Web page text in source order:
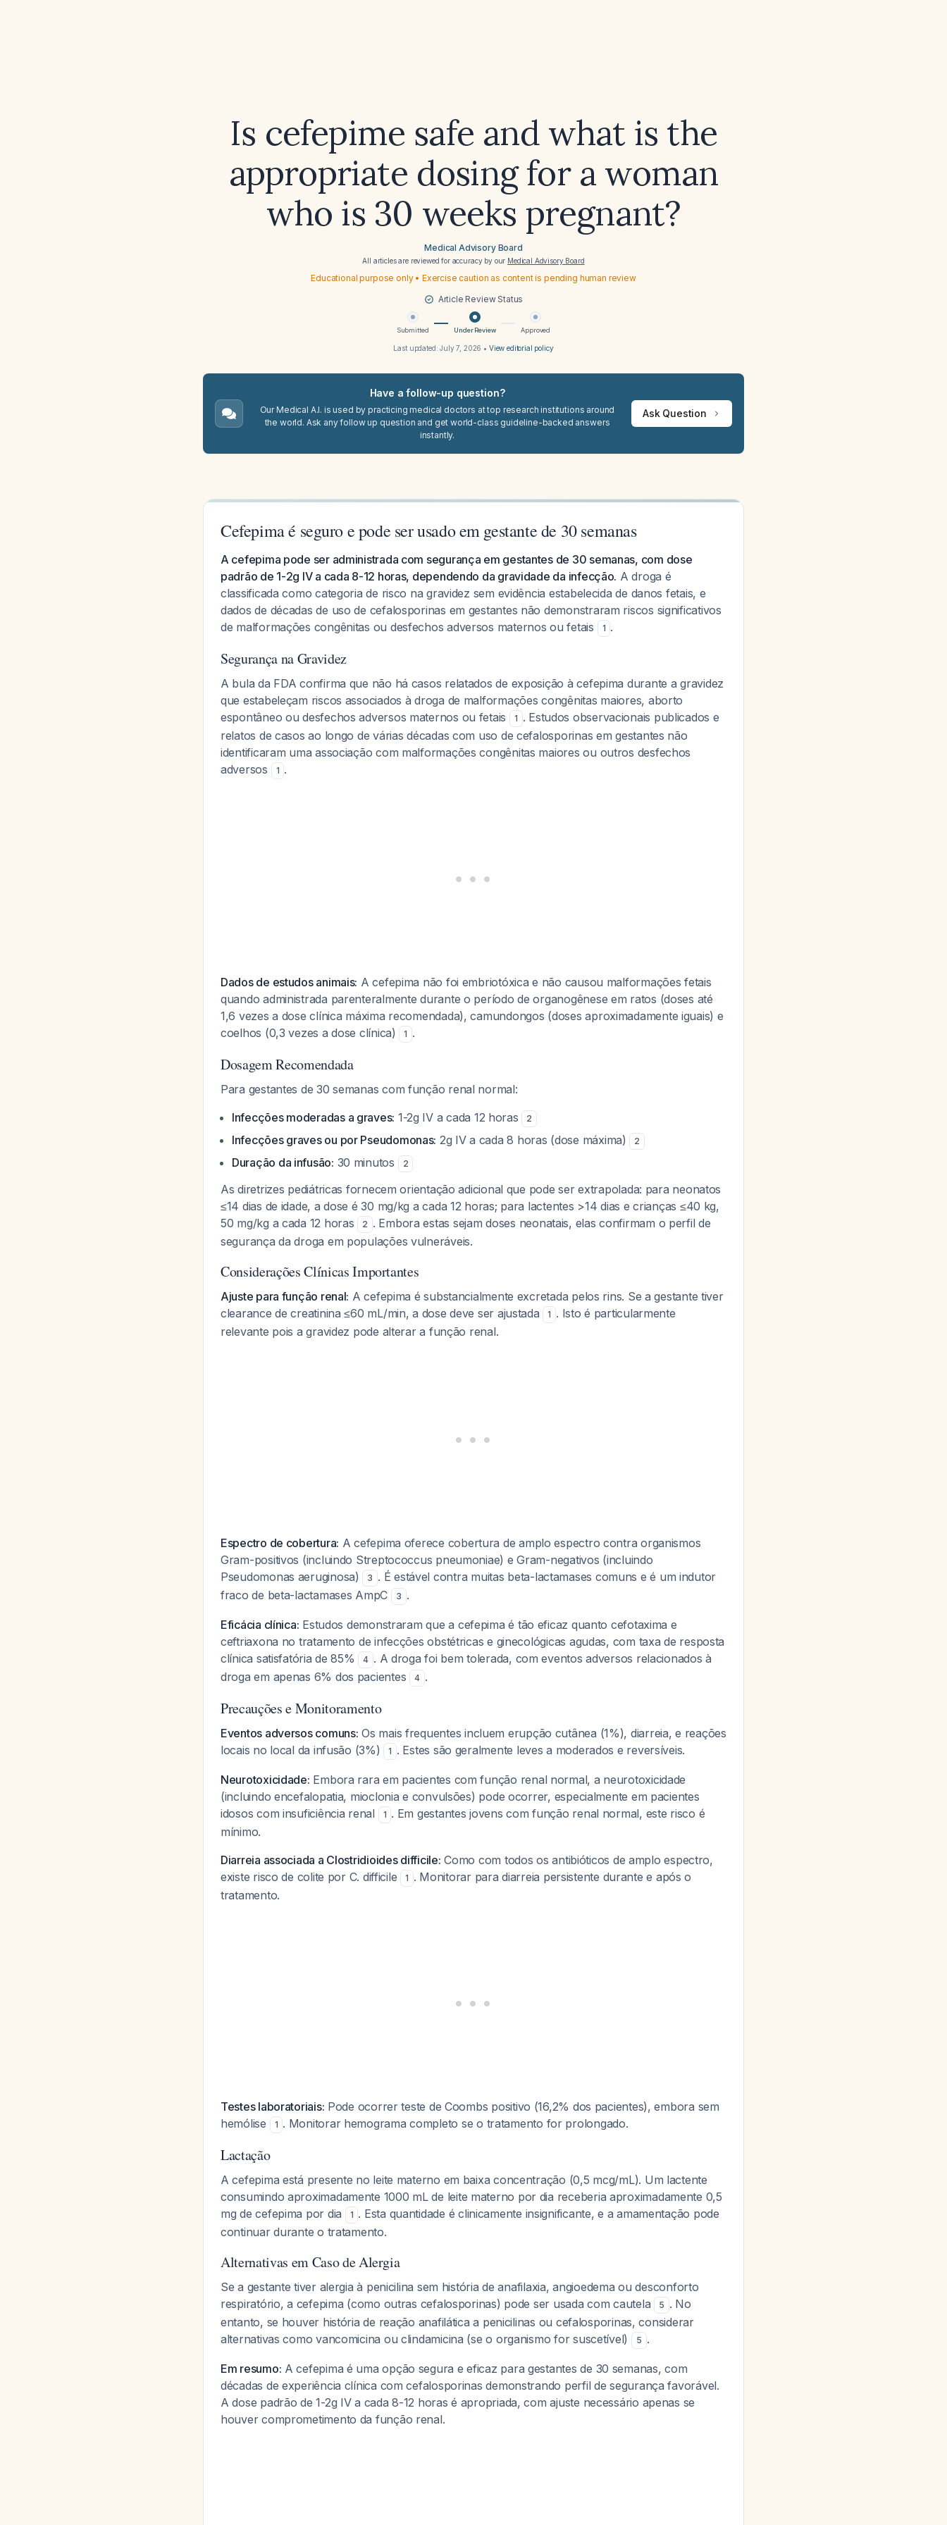
Is cefepime safe and what is the
appropriate dosing for a woman
who is 30 weeks pregnant?
Medical Advisory Board
All articles are reviewed for accuracy by our Medical Advisory Board
Educational purpose only • Exercise caution as content is pending human review
Article Review Status
Submitted Under Review Approved
Last updated:July 7, 2026 • View editorial policy
Have a follow-up question?
Our Medical A.I. is used by practicing medical doctors at top research institutions around
the world. Ask any follow up question and get world-class guideline-backed answers
instantly.
Ask Question
Cefepima é seguro e pode ser usado em gestante de 30 semanas
A cefepima pode ser administrada com segurança em gestantes de 30 semanas, com dose
padrão de 1-2g IV a cada 8-12 horas, dependendo da gravidade da infecção. A droga é
classificada como categoria de risco na gravidez sem evidência estabelecida de danos fetais, e
dados de décadas de uso de cefalosporinas em gestantes não demonstraram riscos significativos
de malformações congênitas ou desfechos adversos maternos ou fetais
1 .
Segurança na Gravidez
A bula da FDA confirma que não há casos relatados de exposição à cefepima durante a gravidez
que estabeleçam riscos associados à droga de malformações congênitas maiores, aborto
espontâneo ou desfechos adversos maternos ou fetais
1 . Estudos observacionais publicados e
relatos de casos ao longo de várias décadas com uso de cefalosporinas em gestantes não
identificaram uma associação com malformações congênitas maiores ou outros desfechos
adversos
1 .
Dados de estudos animais: A cefepima não foi embriotóxica e não causou malformações fetais
quando administrada parenteralmente durante o período de organogênese em ratos (doses até
1,6 vezes a dose clínica máxima recomendada), camundongos (doses aproximadamente iguais) e
coelhos (0,3 vezes a dose clínica)
1 .
Dosagem Recomendada
Para gestantes de 30 semanas com função renal normal:
Infecções moderadas a graves: 1-2g IV a cada 12 horas 2
Infecções graves ou por Pseudomonas: 2g IV a cada 8 horas (dose máxima) 2
Duração da infusão: 30 minutos 2
As diretrizes pediátricas fornecem orientação adicional que pode ser extrapolada: para neonatos
≤14 dias de idade, a dose é 30 mg/kg a cada 12 horas; para lactentes >14 dias e crianças ≤40 kg,
50 mg/kg a cada 12 horas
2 . Embora estas sejam doses neonatais, elas confirmam o perfil de
segurança da droga em populações vulneráveis.
Considerações Clínicas Importantes
Ajuste para função renal: A cefepima é substancialmente excretada pelos rins. Se a gestante tiver
clearance de creatinina ≤60 mL/min, a dose deve ser ajustada
1 . Isto é particularmente
relevante pois a gravidez pode alterar a função renal.
Espectro de cobertura: A cefepima oferece cobertura de amplo espectro contra organismos
Gram-positivos (incluindo Streptococcus pneumoniae) e Gram-negativos (incluindo
Pseudomonas aeruginosa)
3 . É estável contra muitas beta-lactamases comuns e é um indutor
fraco de beta-lactamases AmpC
3 .
Eficácia clínica: Estudos demonstraram que a cefepima é tão eficaz quanto cefotaxima e
ceftriaxona no tratamento de infecções obstétricas e ginecológicas agudas, com taxa de resposta
clínica satisfatória de 85%
4 . A droga foi bem tolerada, com eventos adversos relacionados à
droga em apenas 6% dos pacientes
4 .
Precauções e Monitoramento
Eventos adversos comuns: Os mais frequentes incluem erupção cutânea (1%), diarreia, e reações
locais no local da infusão (3%)
1 . Estes são geralmente leves a moderados e reversíveis.
Neurotoxicidade: Embora rara em pacientes com função renal normal, a neurotoxicidade
(incluindo encefalopatia, mioclonia e convulsões) pode ocorrer, especialmente em pacientes
idosos com insuficiência renal
1 . Em gestantes jovens com função renal normal, este risco é
mínimo.
Diarreia associada a Clostridioides difficile: Como com todos os antibióticos de amplo espectro,
existe risco de colite por C. difficile
1 . Monitorar para diarreia persistente durante e após o
tratamento.
Testes laboratoriais: Pode ocorrer teste de Coombs positivo (16,2% dos pacientes), embora sem
hemólise
1 . Monitorar hemograma completo se o tratamento for prolongado.
Lactação
A cefepima está presente no leite materno em baixa concentração (0,5 mcg/mL). Um lactente
consumindo aproximadamente 1000 mL de leite materno por dia receberia aproximadamente 0,5
mg de cefepima por dia
1 . Esta quantidade é clinicamente insignificante, e a amamentação pode
continuar durante o tratamento.
Alternativas em Caso de Alergia
Se a gestante tiver alergia à penicilina sem história de anafilaxia, angioedema ou desconforto
respiratório, a cefepima (como outras cefalosporinas) pode ser usada com cautela
5 . No
entanto, se houver história de reação anafilática a penicilinas ou cefalosporinas, considerar
alternativas como vancomicina ou clindamicina (se o organismo for suscetível)
5 .
Em resumo: A cefepima é uma opção segura e eficaz para gestantes de 30 semanas, com
décadas de experiência clínica com cefalosporinas demonstrando perfil de segurança favorável.
A dose padrão de 1-2g IV a cada 8-12 horas é apropriada, com ajuste necessário apenas se
houver comprometimento da função renal.